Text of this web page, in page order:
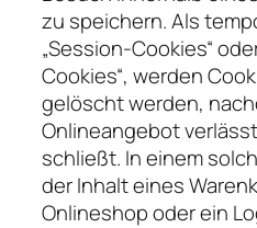
zu speichern. Als
„Session-Cookies“
Cookies“, werden
gelöscht werden,
Onlineangebot
schließt. In einem
der Inhalt eines
Onlineshop oder ein